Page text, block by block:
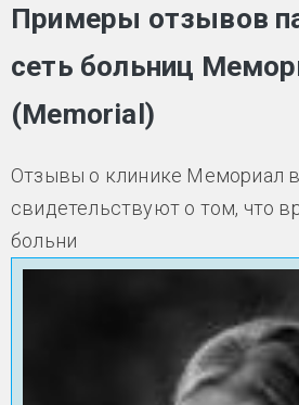
Примеры отзывов
сеть больниц
(Memorial)
Отзывы о клинике Мемориал
свидетельствуют о том, что
больни